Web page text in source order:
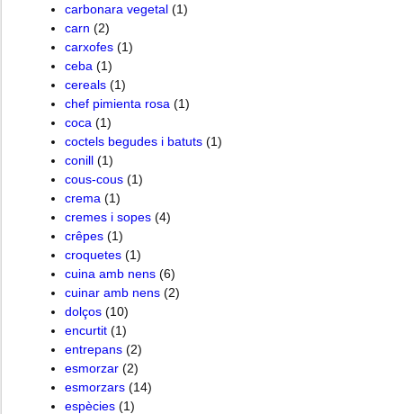
carbonara vegetal (1)
carn (2)
carxofes (1)
ceba (1)
cereals (1)
chef pimienta rosa (1)
coca (1)
coctels begudes i batuts (1)
conill (1)
cous-cous (1)
crema (1)
cremes i sopes (4)
crêpes (1)
croquetes (1)
cuina amb nens (6)
cuinar amb nens (2)
dolços (10)
encurtit (1)
entrepans (2)
esmorzar (2)
esmorzars (14)
espècies (1)